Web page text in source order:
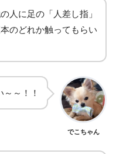
人に足の「人差し指」
のどれか触ってもらい
～！！
でこちゃん